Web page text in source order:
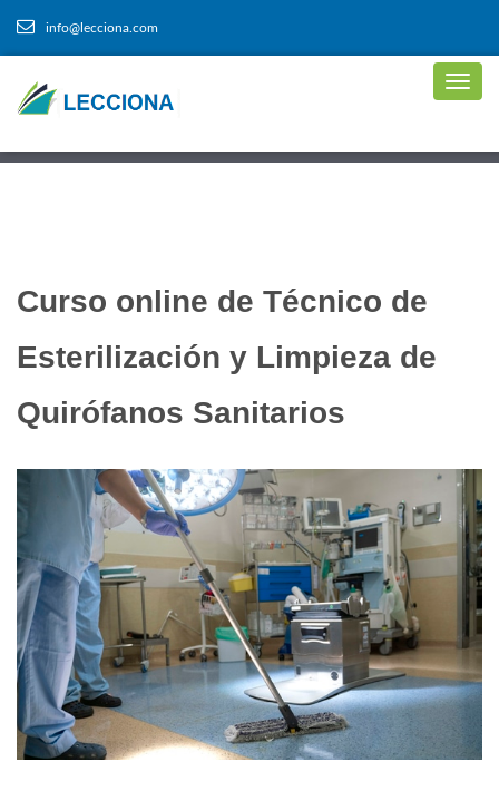
info@lecciona.com
Curso online de Técnico de
Esterilización y Limpieza de
Quirófanos Sanitarios